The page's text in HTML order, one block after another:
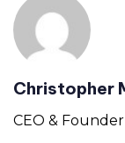
Christopher
CEO &